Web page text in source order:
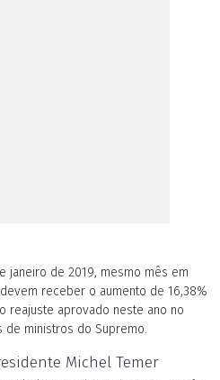
janeiro de 2019, mesmo mês em
receber o aumento de 16,38%
reajuste aprovado neste ano no
de ministros do Supremo.
Michel Temer